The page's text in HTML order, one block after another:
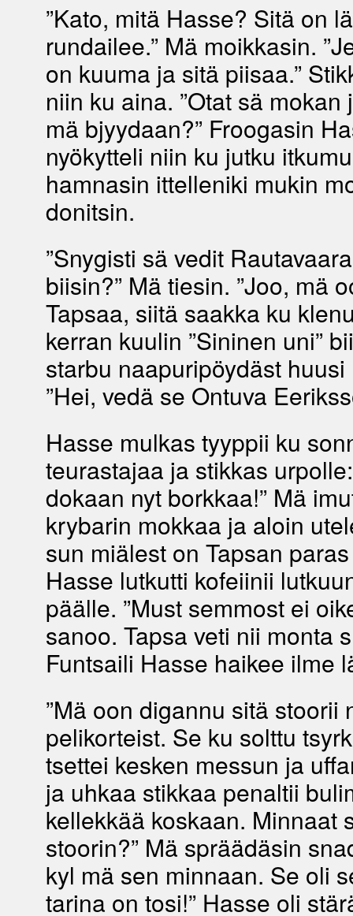
”Kato, mitä Hasse? Sitä on
rundailee.” Mä moikkasin.
on kuuma ja sitä piisaa.”
niin ku aina. ”Otat sä
mä bjyydaan?” Froogasin
nyökytteli niin ku jutku
hamnasin ittelleniki mukin
donitsin.
”Snygisti sä vedit
biisin?” Mä tiesin. ”Joo, mä
Tapsaa, siitä saakka ku
kerran kuulin ”Sininen uni”
starbu naapuripöydäst
”Hei, vedä se Ontuva
Hasse mulkas tyyppii ku
teurastajaa ja stikkas
dokaan nyt borkkaa!” Mä
krybarin mokkaa ja aloin
sun miälest on Tapsan
Hasse lutkutti kofeiinii
päälle. ”Must semmost ei
sanoo. Tapsa veti nii monta
Funtsaili Hasse haikee ilme
”Mä oon digannu sitä stoorii
pelikorteist. Se ku solttu
tsettei kesken messun ja
ja uhkaa stikkaa penaltii
kellekkää koskaan. Minnaat
stoorin?” Mä spräädäsin
kyl mä sen minnaan. Se oli
tarina on tosi!” Hasse oli